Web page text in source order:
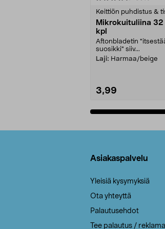
Keittiön puhdistus &
Mikrokuituliina 32
kpl
Aftonbladetin
suosikki" siiv...
Laji: Harmaa/beige
3,99
Asiakaspalvelu
Yleisiä kysymyksiä
Ota yhteyttä
Palautusehdot
Tee palautus /